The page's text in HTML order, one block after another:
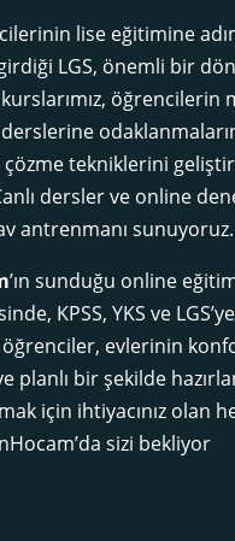
lise eğitimine
LGS, önemli bir
kurslarımız,
tekniklerini
dersler ve online
antrenmanı sunuyoruz.
’ın sunduğu online
KPSS, YKS ve LGS’ye
öğrenciler, evlerinin
planlı bir şekilde
için ihtiyacınız olan
sizi bekliyor